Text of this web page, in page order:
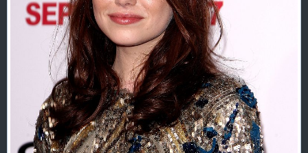
Еще
Вход